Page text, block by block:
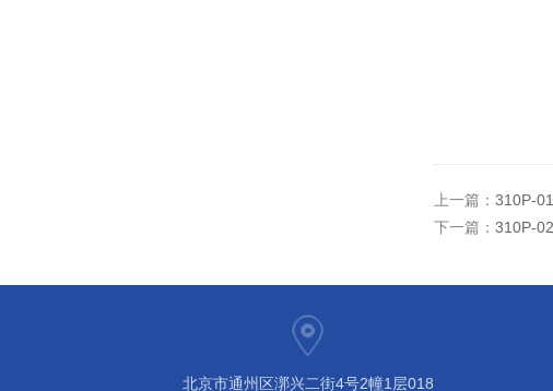
上一篇： 310P-
下一篇： 310P-
北京市通州区漷兴二街4号2幢1层018